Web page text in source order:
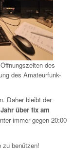
des
des Amateurfunk-
Daher bleibt der
über fix am
immer gegen 20:00
zu benützen!